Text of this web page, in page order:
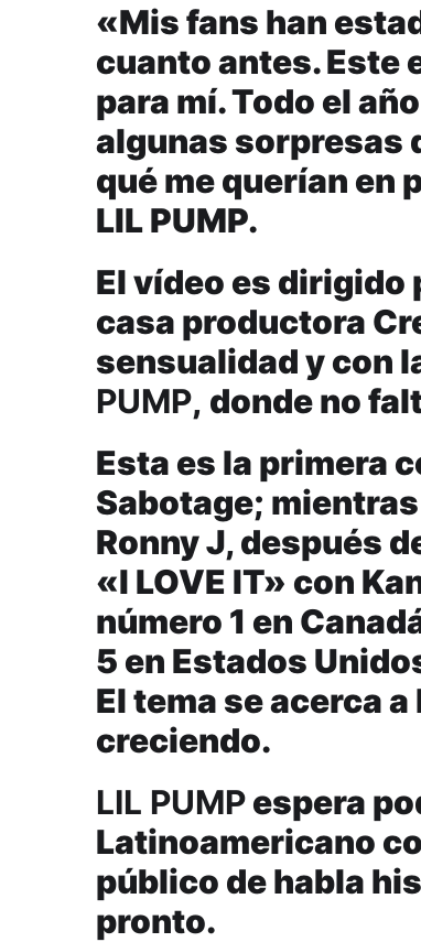
«Mis fans han
cuanto antes. Este
para mí. Todo el
algunas sorpresas
qué me querían en
LIL PUMP.
El vídeo es dirigido
casa productora
sensualidad y con
PUMP, donde no
Esta es la primera
Sabotage;
Ronny J, después
«I LOVE IT» con
número 1 en
5 en Estados
El tema se acerca
creciendo.
LIL PUMPespera
Latinoamericano
público de habla
pronto.